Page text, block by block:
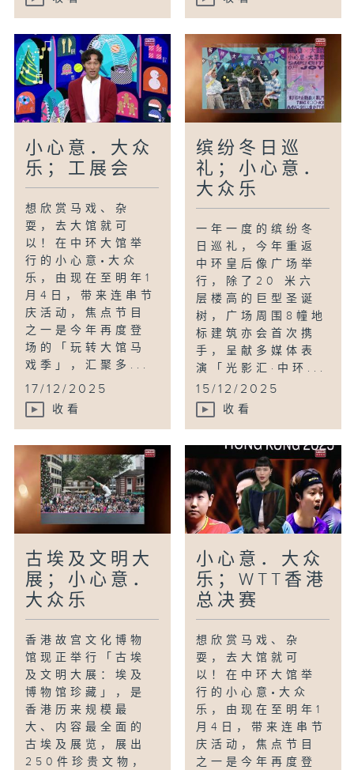
小心意．大众
乐；工展会
想欣赏马戏、杂
耍，去大馆就可
以！在中环大馆举
行的小心意•大众
乐，由现在至明年1
月4日，带来连串节
庆活动，焦点节目
之一是今年再度登
场的「玩转大馆马
戏季」，汇聚多...
17/12/2025
收看
缤纷冬日巡
礼；小心意．
大众乐
一年一度的缤纷冬
日巡礼，今年重返
中环皇后像广场举
行，除了20 米六
层楼高的巨型圣诞
树，广场周围8幢地
标建筑亦会首次携
手，呈献多媒体表
演「光影汇·中环...
15/12/2025
收看
古埃及文明大
展；小心意．
大众乐
香港故宫文化博物
馆现正举行「古埃
及文明大展：埃及
博物馆珍藏」，是
香港历来规模最
大、内容最全面的
古埃及展览，展出
250件珍贵文物，
小心意．大众
乐；WTT香港
总决赛
想欣赏马戏、杂
耍，去大馆就可
以！在中环大馆举
行的小心意•大众
乐，由现在至明年1
月4日，带来连串节
庆活动，焦点节目
之一是今年再度登